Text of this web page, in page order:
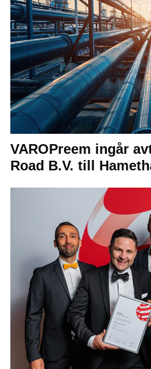
VAROPreem ingår
Road B.V. till